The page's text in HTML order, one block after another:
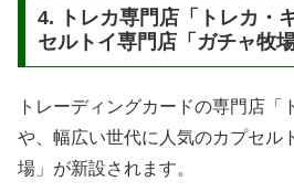
4. トレカ専門店「トレカ・
セルトイ専門店「ガチャ牧
トレーディングカードの専門店「
や、幅広い世代に人気のカプセル
場」が新設されます。